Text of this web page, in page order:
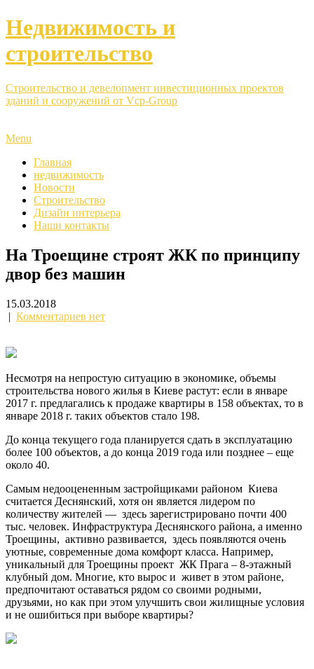
Недвижимость и
строительство
Строительство и девелопмент инвестиционных проектов
зданий и сооружений от Vcp-Group
Menu
Главная
недвижимость
Новости
Строительство
Дизайн интерьера
Наши контакты
На Троещине строят ЖК по принципу
двор без машин
15.03.2018
| Комментариев нет
Несмотря на непростую ситуацию в экономике, объемы
строительства нового жилья в Киеве растут: если в январе
2017 г. предлагались к продаже квартиры в 158 объектах, то в
январе 2018 г. таких объектов стало 198.
До конца текущего года планируется сдать в эксплуатацию
более 100 объектов, а до конца 2019 года или позднее – еще
около 40.
Самым недооцененным застройщиками районом Киева
считается Деснянский, хотя он является лидером по
количеству жителей — здесь зарегистрировано почти 400
тыс. человек. Инфраструктура Деснянского района, а именно
Троещины, активно развивается, здесь появляются очень
уютные, современные дома комфорт класса. Например,
уникальный для Троещины проект ЖК Прага – 8-этажный
клубный дом. Многие, кто вырос и живет в этом районе,
предпочитают оставаться рядом со своими родными,
друзьями, но как при этом улучшить свои жилищные условия
и не ошибиться при выборе квартиры?